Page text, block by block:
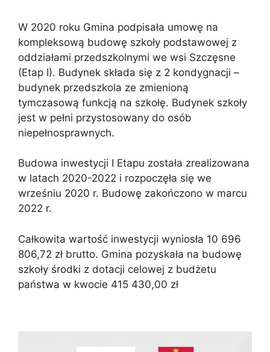
W 2020 roku Gmina podpisała umowę na
kompleksową budowę szkoły podstawowej z
oddziałami przedszkolnymi we wsi Szczęsne
(Etap I). Budynek składa się z 2 kondygnacji –
budynek przedszkola ze zmienioną
tymczasową funkcją na szkołę. Budynek szkoły
jest w pełni przystosowany do osób
niepełnosprawnych.
Budowa inwestycji I Etapu została zrealizowana
w latach 2020-2022 i rozpoczęła się we
wrześniu 2020 r. Budowę zakończono w marcu
2022 r.
Całkowita wartość inwestycji wyniosła 10 696
806,72 zł brutto. Gmina pozyskała na budowę
szkoły środki z dotacji celowej z budżetu
państwa w kwocie 415 430,00 zł